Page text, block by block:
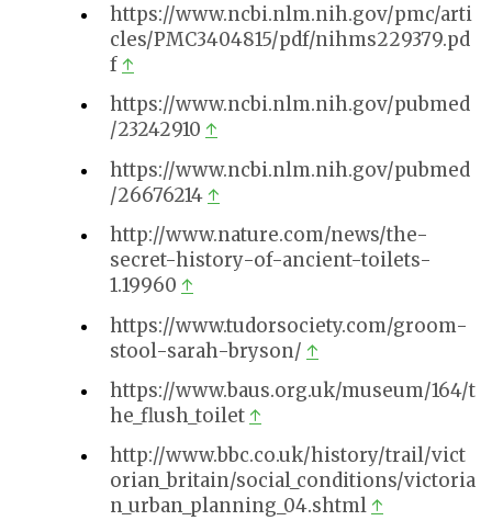
https://www.ncbi.nlm.nih.gov/pmc/arti
cles/PMC3404815/pdf/nihms229379.pd
f ↑
https://www.ncbi.nlm.nih.gov/pubmed
/23242910 ↑
https://www.ncbi.nlm.nih.gov/pubmed
/26676214 ↑
http://www.nature.com/news/the-
secret-history-of-ancient-toilets-
1.19960 ↑
https://www.tudorsociety.com/groom-
stool-sarah-bryson/ ↑
https://www.baus.org.uk/museum/164/t
he_flush_toilet ↑
http://www.bbc.co.uk/history/trail/vict
orian_britain/social_conditions/victoria
n_urban_planning_04.shtml ↑